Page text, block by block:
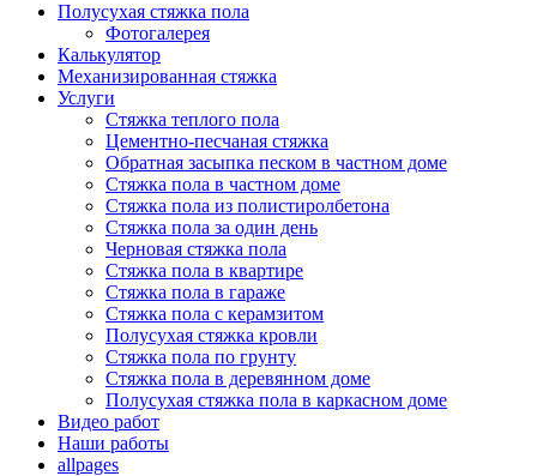
Полусухая стяжка пола
Фотогалерея
Калькулятор
Механизированная стяжка
Услуги
Стяжка теплого пола
Цементно-песчаная стяжка
Обратная засыпка песком в частном доме
Стяжка пола в частном доме
Стяжка пола из полистиролбетона
Стяжка пола за один день
Черновая стяжка пола
Стяжка пола в квартире
Стяжка пола в гараже
Стяжка пола с керамзитом
Полусухая стяжка кровли
Стяжка пола по грунту
Стяжка пола в деревянном доме
Полусухая стяжка пола в каркасном доме
Видео работ
Наши работы
allpages